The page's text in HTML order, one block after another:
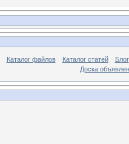
Каталог файлов Каталог статей
Блог
Доска